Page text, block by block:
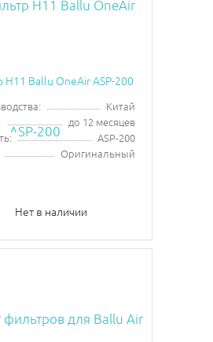
H11 Ballu OneAir ASP-200
Китай
до 12 месяцев
ASP-200
Оригинальный
Нет в наличии